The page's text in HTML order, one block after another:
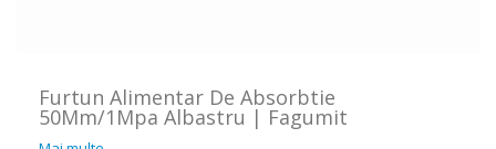
Furtun Alimentar De Absorbtie
50Mm/1Mpa Albastru | Fagumit